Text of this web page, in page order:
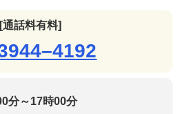
[通話料有料]
分～17時00分